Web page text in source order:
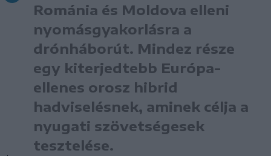
Románia és Moldova elleni
nyomásgyakorlásra a
drónháborút. Mindez része
egy kiterjedtebb Európa-
ellenes orosz hibrid
hadviselésnek, aminek célja a
nyugati szövetségesek
tesztelése.